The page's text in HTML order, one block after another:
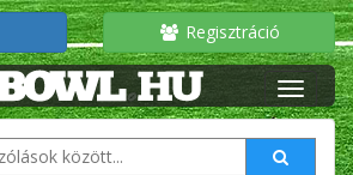
Regisztráció